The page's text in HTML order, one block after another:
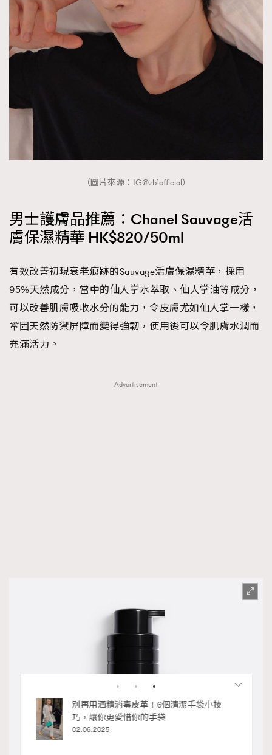
（圖片來源：IG@zb1official）
男士護膚品推薦：Chanel Sauvage活
膚保濕精華 HK$820/50ml
有效改善初現衰老痕跡的Sauvage活膚保濕精華，採用
95%天然成分，當中的仙人掌水萃取、仙人掌油等成分，
可以改善肌膚吸收水分的能力，令皮膚尤如仙人掌一樣，
鞏固天然防禦屏障而變得強韌，使用後可以令肌膚水潤而
充滿活力。
Advertisement
別再用酒精消毒皮革！6個清潔手袋小技
巧，讓你更愛惜你的手袋
02.06.2025